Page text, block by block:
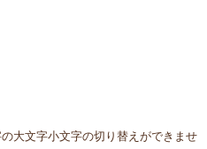
大文字小文字の切り替えができませ